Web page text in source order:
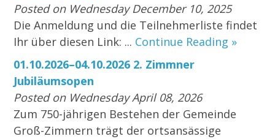
Posted on Wednesday December 10, 2025
Die Anmeldung und die Teilnehmerliste findet
Ihr über diesen Link: ... Continue Reading »
01.10.2026–04.10.2026 2. Zimmner
Jubiläumsopen
Posted on Wednesday April 08, 2026
Zum 750-jährigen Bestehen der Gemeinde
Groß-Zimmern trägt der ortsansässige